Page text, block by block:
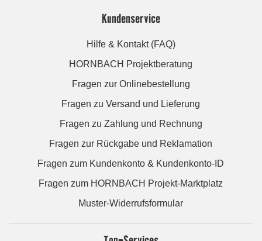
Kundenservice
Hilfe & Kontakt (FAQ)
HORNBACH Projektberatung
Fragen zur Onlinebestellung
Fragen zu Versand und Lieferung
Fragen zu Zahlung und Rechnung
Fragen zur Rückgabe und Reklamation
Fragen zum Kundenkonto & Kundenkonto-ID
Fragen zum HORNBACH Projekt-Marktplatz
Muster-Widerrufsformular